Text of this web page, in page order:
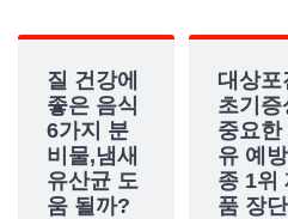
질 건강에
좋은 음식
6가지 분
비물,냄새
유산균 도
움 될까?
대상포
초기증
중요한
유 예
종 1위
품 장